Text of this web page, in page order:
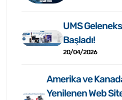
UMS
Başladı!
20/04/2026
Amerika ve
Yenilenen Web